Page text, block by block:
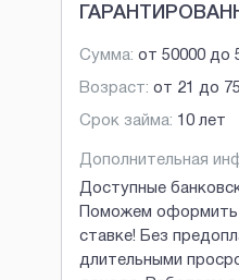
Сумма: от 50000 до
Возраст: от 21 до 75
Срок займа: 10 лет
Дополнительная
Доступные
Поможем оформить
ставке! Без
длительными